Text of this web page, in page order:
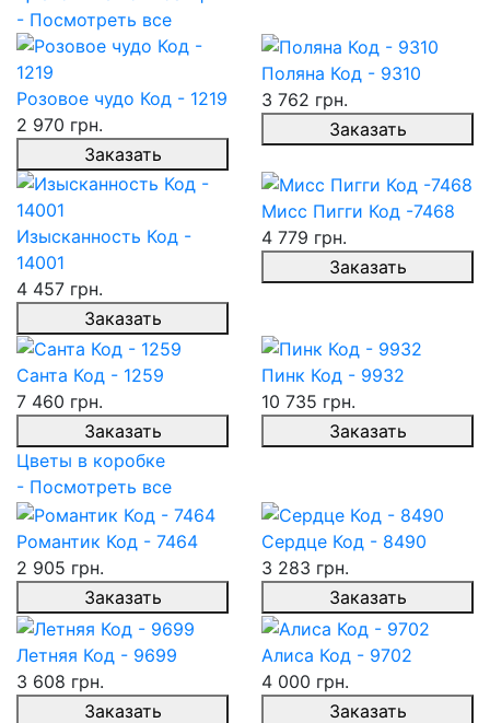
- Посмотреть все
Розовое чудо Код - 1219
2 970 грн.
Заказать
Поляна Код - 9310
3 762 грн.
Заказать
Изысканность Код -
14001
4 457 грн.
Заказать
Мисс Пигги Код -7468
4 779 грн.
Заказать
Санта Код - 1259
7 460 грн.
Заказать
Пинк Код - 9932
10 735 грн.
Заказать
Цветы в коробке
- Посмотреть все
Романтик Код - 7464
2 905 грн.
Заказать
Сердце Код - 8490
3 283 грн.
Заказать
Летняя Код - 9699
3 608 грн.
Заказать
Алиса Код - 9702
4 000 грн.
Заказать